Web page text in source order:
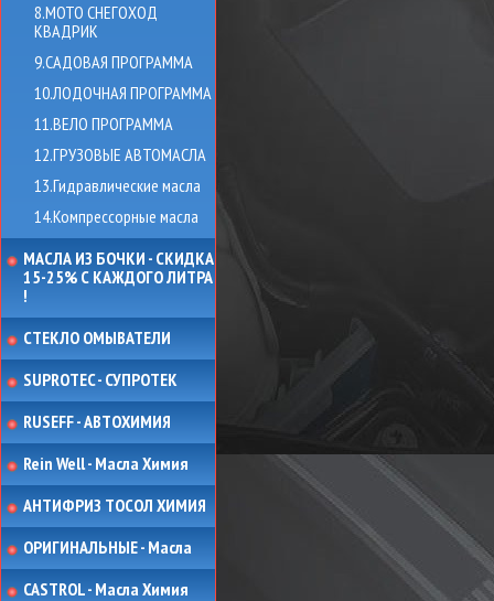
8.МОТО СНЕГОХОД
КВАДРИК
9.САДОВАЯ ПРОГРАММА
10.ЛОДОЧНАЯ ПРОГРАММА
11.ВЕЛО ПРОГРАММА
12.ГРУЗОВЫЕ АВТОМАСЛА
13.Гидравлические масла
14.Компрессорные масла
МАСЛА ИЗ БОЧКИ - СКИДКА
15-25% С КАЖДОГО ЛИТРА
!
СТЕКЛО ОМЫВАТЕЛИ
SUPROTEC - СУПРОТЕК
RUSEFF - АВТОХИМИЯ
Rein Well - Масла Химия
АНТИФРИЗ ТОСОЛ ХИМИЯ
ОРИГИНАЛЬНЫЕ - Масла
CASTROL - Масла Химия